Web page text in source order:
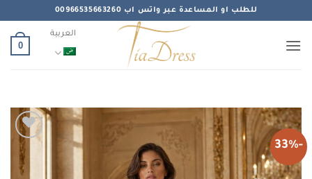
للطلب او المساعدة عبر واتس اب 00966535663260
العربية
0
-33%
Add to
wishlist